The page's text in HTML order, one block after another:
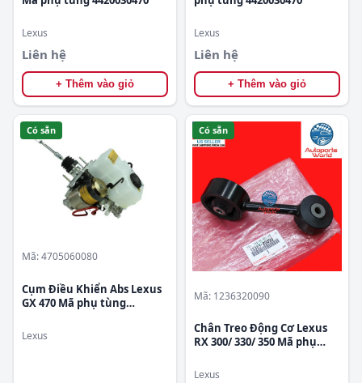
Lexus
Liên hệ
+ Thêm vào giỏ
Lexus
Liên hệ
+ Thêm vào giỏ
Có sẵn
Mã: 4705060080
Cụm Điều Khiển Abs Lexus
GX 470 Mã phụ tùng
Lexus
Có sẵn
Mã: 1236320090
Chân Treo Động Cơ Lexus
RX 300/ 330/ 350 Mã phụ
Lexus